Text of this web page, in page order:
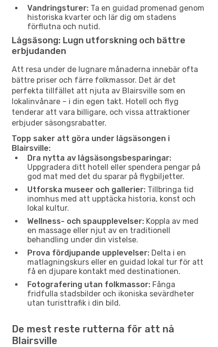
Vandringsturer: Ta en guidad promenad genom
historiska kvarter och lär dig om stadens
förflutna och nutid.
Lågsäsong: Lugn utforskning och bättre
erbjudanden
Att resa under de lugnare månaderna innebär ofta
bättre priser och färre folkmassor. Det är det
perfekta tillfället att njuta av Blairsville som en
lokalinvånare – i din egen takt. Hotell och flyg
tenderar att vara billigare, och vissa attraktioner
erbjuder säsongsrabatter.
Topp saker att göra under lågsäsongen i
Blairsville:
Dra nytta av lågsäsongsbesparingar:
Uppgradera ditt hotell eller spendera pengar på
god mat med det du sparar på flygbiljetter.
Utforska museer och gallerier: Tillbringa tid
inomhus med att upptäcka historia, konst och
lokal kultur.
Wellness- och spaupplevelser: Koppla av med
en massage eller njut av en traditionell
behandling under din vistelse.
Prova fördjupande upplevelser: Delta i en
matlagningskurs eller en guidad lokal tur för att
få en djupare kontakt med destinationen.
Fotografering utan folkmassor: Fånga
fridfulla stadsbilder och ikoniska sevärdheter
utan turisttrafik i din bild.
De mest reste rutterna för att nå
Blairsville